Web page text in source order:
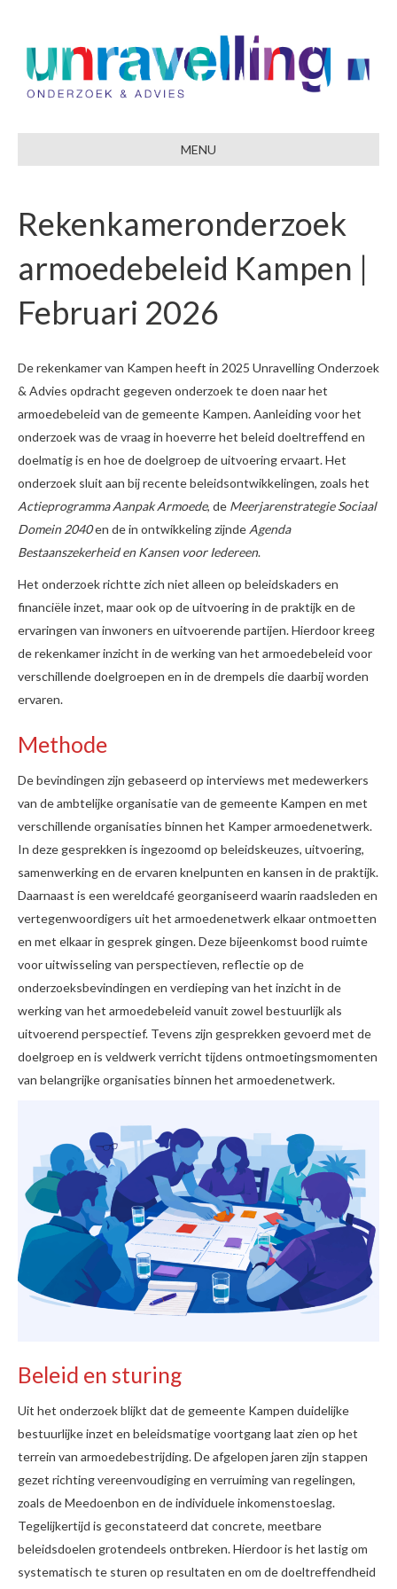
MENU
Rekenkameronderzoek
armoedebeleid Kampen |
Februari 2026
De rekenkamer van Kampen heeft in 2025 Unravelling Onderzoek
& Advies opdracht gegeven onderzoek te doen naar het
armoedebeleid van de gemeente Kampen. Aanleiding voor het
onderzoek was de vraag in hoeverre het beleid doeltreffend en
doelmatig is en hoe de doelgroep de uitvoering ervaart. Het
onderzoek sluit aan bij recente beleidsontwikkelingen, zoals het
Actieprogramma Aanpak Armoede, de Meerjarenstrategie Sociaal
Domein 2040en de in ontwikkeling zijnde Agenda
Bestaanszekerheid en Kansen voor Iedereen.
Het onderzoek richtte zich niet alleen op beleidskaders en
financiële inzet, maar ook op de uitvoering in de praktijk en de
ervaringen van inwoners en uitvoerende partijen. Hierdoor kreeg
de rekenkamer inzicht in de werking van het armoedebeleid voor
verschillende doelgroepen en in de drempels die daarbij worden
ervaren.
Methode
De bevindingen zijn gebaseerd op interviews met medewerkers
van de ambtelijke organisatie van de gemeente Kampen en met
verschillende organisaties binnen het Kamper armoedenetwerk.
In deze gesprekken is ingezoomd op beleidskeuzes, uitvoering,
samenwerking en de ervaren knelpunten en kansen in de praktijk.
Daarnaast is een wereldcafé georganiseerd waarin raadsleden en
vertegenwoordigers uit het armoedenetwerk elkaar ontmoetten
en met elkaar in gesprek gingen. Deze bijeenkomst bood ruimte
voor uitwisseling van perspectieven, reflectie op de
onderzoeksbevindingen en verdieping van het inzicht in de
werking van het armoedebeleid vanuit zowel bestuurlijk als
uitvoerend perspectief. Tevens zijn gesprekken gevoerd met de
doelgroep en is veldwerk verricht tijdens ontmoetingsmomenten
van belangrijke organisaties binnen het armoedenetwerk.
Beleid en sturing
Uit het onderzoek blijkt dat de gemeente Kampen duidelijke
bestuurlijke inzet en beleidsmatige voortgang laat zien op het
terrein van armoedebestrijding. De afgelopen jaren zijn stappen
gezet richting vereenvoudiging en verruiming van regelingen,
zoals de Meedoenbon en de individuele inkomenstoeslag.
Tegelijkertijd is geconstateerd dat concrete, meetbare
beleidsdoelen grotendeels ontbreken. Hierdoor is het lastig om
systematisch te sturen op resultaten en om de doeltreffendheid